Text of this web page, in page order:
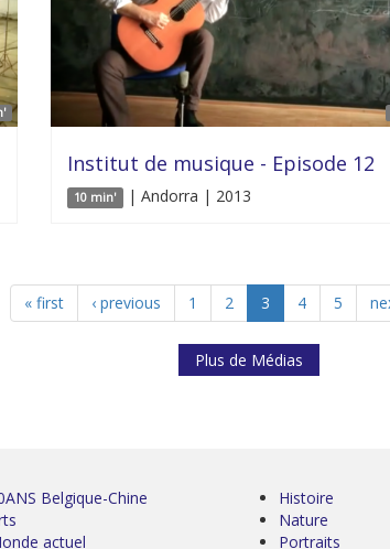
Institut de musique - Episode 12
10 min' | Andorra | 2013
« first ‹ previous 1 2 3 4 5
Plus de Médias
Belgique-Chine
actuel
Histoire
Nature
Portraits